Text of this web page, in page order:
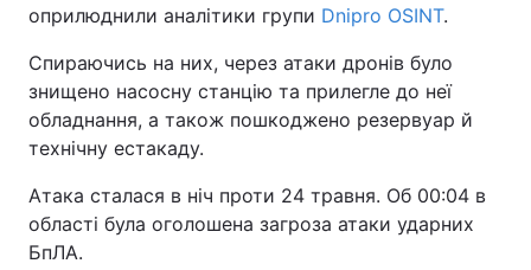
оприлюднили аналітики групи Dnipro OSINT.
Спираючись на них, через атаки дронів було
знищено насосну станцію та прилегле до неї
обладнання, а також пошкоджено резервуар й
технічну естакаду.
Атака сталася в ніч проти 24 травня. Об 00:04 в
області була оголошена загроза атаки ударних
БпЛА.